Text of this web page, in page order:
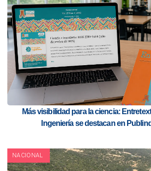
Más visibilidad para la ciencia:
Ingeniería se destacan en
NACIONAL